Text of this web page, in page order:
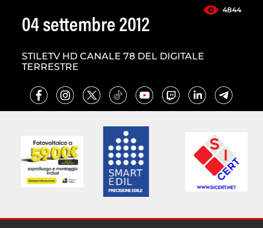
4844
04 settembre 2012
STILETV HD CANALE 78 DEL DIGITALE
TERRESTRE